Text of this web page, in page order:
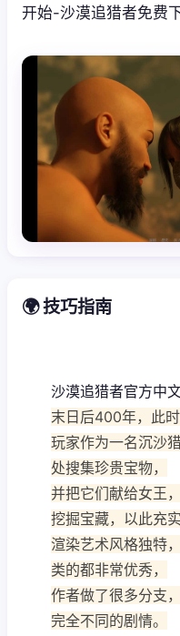
开始-沙漠追猎者免费
🌍 技巧指南
沙漠追猎者官方中
末日后400年，此
玩家作为一名沉沙
处搜集珍贵宝物，
并把它们献给女王
挖掘宝藏，以此充实
渲染艺术风格独特
类的都非常优秀，
作者做了很多分支
完全不同的剧情。